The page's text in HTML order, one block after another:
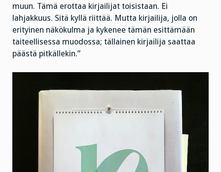
muun. Tämä erottaa kirjailijat toisistaan. Ei
lahjakkuus. Sitä kyllä riittää. Mutta kirjailija, jolla on
erityinen näkökulma ja kykenee tämän esittämään
taiteellisessa muodossa; tällainen kirjailija saattaa
päästä pitkällekin.”